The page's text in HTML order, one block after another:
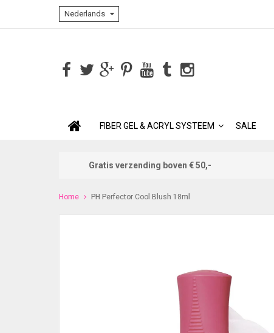
Nederlands
FIBER GEL & ACRYL SYSTEEM SALE
Gratis verzending boven € 50,-
Home PH Perfector Cool Blush 18ml